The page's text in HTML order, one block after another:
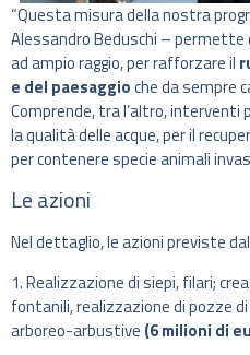
“Questa misura della nostra
Alessandro Beduschi – permette
ad ampio raggio, per rafforzare il
e del paesaggioche da sempre
Comprende, tra l’altro, interventi
la qualità delle acque, per il
per contenere specie animali
Le azioni
Nel dettaglio, le azioni previste
1. Realizzazione di siepi, filari;
fontanili, realizzazione di pozze
arboreo-arbustive (6 milioni di